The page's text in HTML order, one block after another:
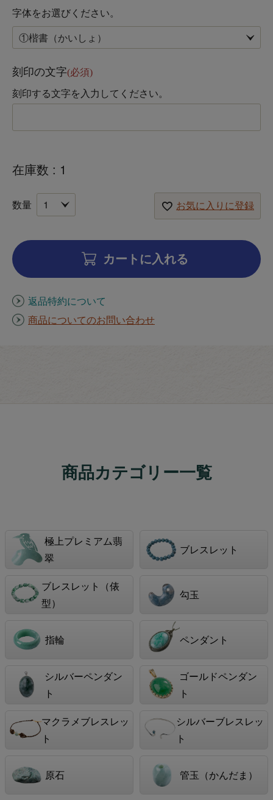
字体をお選びください。
刻印の文字(必須)
刻印する文字を入力してください。
在庫数 1
お気に入りに登録
カートに入れる
返品特約について
商品についてのお問い合わせ
商品カテゴリー一覧
極上プレミアム翡
翠
ブレスレット
ブレスレット（俵
型）
勾玉
指輪 ペンダント
シルバーペンダン
ト
ゴールドペンダン
ト
マクラメブレスレッ
ト
シルバーブレスレッ
ト
原石 管玉（かんだま）